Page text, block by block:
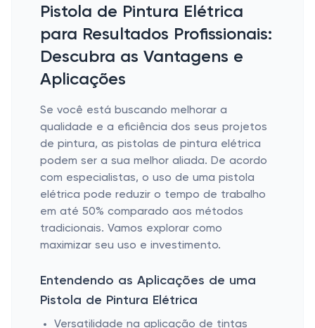
Pistola de Pintura Elétrica
para Resultados Profissionais:
Descubra as Vantagens e
Aplicações
Se você está buscando melhorar a
qualidade e a eficiência dos seus projetos
de pintura, as pistolas de pintura elétrica
podem ser a sua melhor aliada. De acordo
com especialistas, o uso de uma pistola
elétrica pode reduzir o tempo de trabalho
em até 50% comparado aos métodos
tradicionais. Vamos explorar como
maximizar seu uso e investimento.
Entendendo as Aplicações de uma
Pistola de Pintura Elétrica
Versatilidade na aplicação de tintas